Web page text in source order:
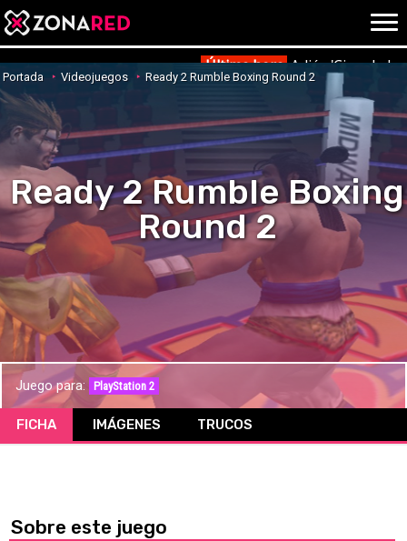
{literal}{/literal}
HOME JUEGOS
NOTICIAS
OPINIÓN
REPORTAJES
ANÁLISIS
AVANCES
TRUCOS OCIO
CINE
E3
Última hora Adiós 'Cine de
Portada Videojuegos Ready 2 Rumble Boxing Round 2
Ready 2 Rumble Boxing
Round 2
Juego para: PlayStation 2
FICHA IMÁGENES TRUCOS
Sobre este juego